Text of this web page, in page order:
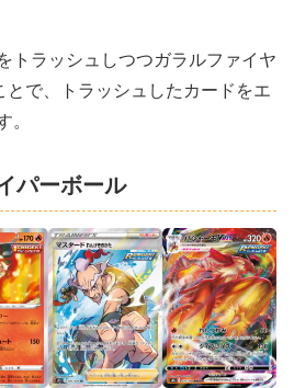
トラッシュしつつガラルファイヤ
とで、トラッシュしたカードをエ
。
パーボール